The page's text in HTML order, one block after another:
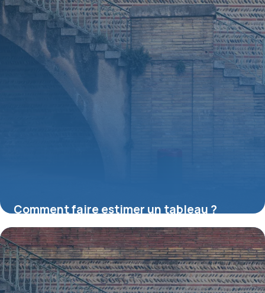
Comment faire estimer un tableau ?
16 juillet 2026